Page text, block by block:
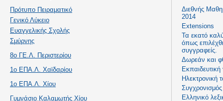
Πρότυπο Πειραματικό
Γενικό Λύκειο
Ευαγγελικής Σχολής
Σμύρνης
8ο ΓΕ.Λ. Περιστερίου
1ο ΕΠΑ.Λ. Χαϊδαρίου
1ο ΕΠΑ.Λ. Χίου
Γυμνάσιο Καλαμωτής Χίου
Διεθνής
2014
Extensions
Τα εκατό
όπως
συγγραφείς.
Δωρεάν και
Ηλεκτρονική
Ελληνικό